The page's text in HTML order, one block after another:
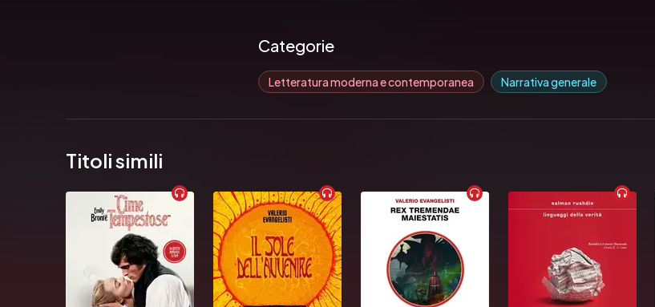
Categorie
Letteratura moderna e contemporanea Narrativa generale
Titoli simili